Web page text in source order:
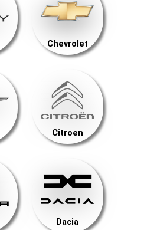
Chevrolet
Citroen
Dacia